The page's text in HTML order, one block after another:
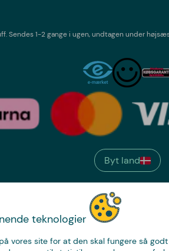
teknologier
vores site for at den skal fungere så
. Sendes 1-2 gange i ugen,undtagen under
Byt land